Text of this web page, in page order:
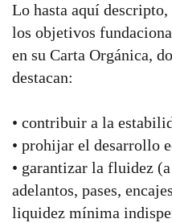
Lo hasta aquí descripto,
los objetivos
en su Carta Orgánica,
destacan:
• contribuir a la
• prohijar el desarrollo
• garantizar la fluidez
adelantos, pases,
liquidez mínima